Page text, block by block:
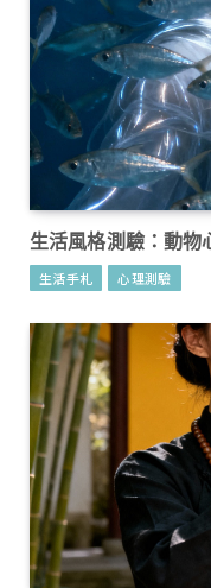
生活風格測驗：動物
生活手札 心理測驗